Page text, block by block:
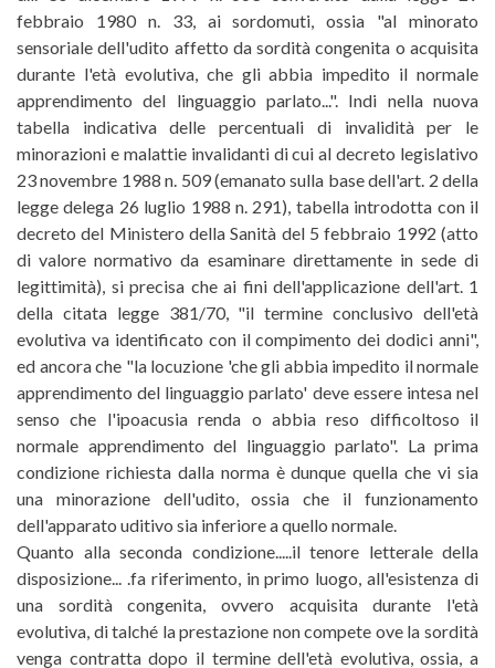
febbraio 1980 n. 33, ai sordomuti, ossia "al minorato
sensoriale dell'udito affetto da sordità congenita o acquisita
durante l'età evolutiva, che gli abbia impedito il normale
apprendimento del linguaggio parlato...". Indi nella nuova
tabella indicativa delle percentuali di invalidità per le
minorazioni e malattie invalidanti di cui al decreto legislativo
23 novembre 1988 n. 509 (emanato sulla base dell'art. 2 della
legge delega 26 luglio 1988 n. 291), tabella introdotta con il
decreto del Ministero della Sanità del 5 febbraio 1992 (atto
di valore normativo da esaminare direttamente in sede di
legittimità), si precisa che ai fini dell'applicazione dell'art. 1
della citata legge 381/70, "il termine conclusivo dell'età
evolutiva va identificato con il compimento dei dodici anni",
ed ancora che "la locuzione 'che gli abbia impedito il normale
apprendimento del linguaggio parlato' deve essere intesa nel
senso che l'ipoacusia renda o abbia reso difficoltoso il
normale apprendimento del linguaggio parlato". La prima
condizione richiesta dalla norma è dunque quella che vi sia
una minorazione dell'udito, ossia che il funzionamento
dell'apparato uditivo sia inferiore a quello normale.
Quanto alla seconda condizione.....il tenore letterale della
disposizione... .fa riferimento, in primo luogo, all'esistenza di
una sordità congenita, ovvero acquisita durante l'età
evolutiva, di talché la prestazione non compete ove la sordità
venga contratta dopo il termine dell'età evolutiva, ossia, a